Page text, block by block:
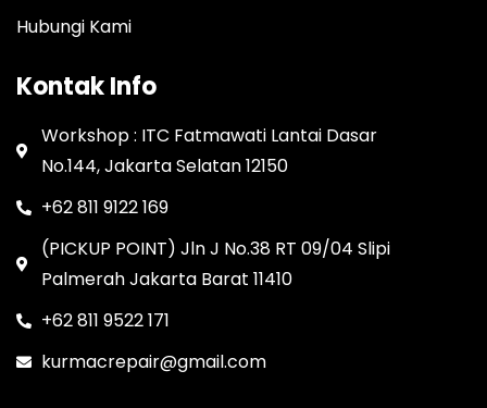
Hubungi Kami
Kontak Info
Workshop : ITC Fatmawati Lantai Dasar
No.144, Jakarta Selatan 12150
+62 811 9122 169
(PICKUP POINT) Jln J No.38 RT 09/04 Slipi
Palmerah Jakarta Barat 11410
+62 811 9522 171
kurmacrepair@gmail.com